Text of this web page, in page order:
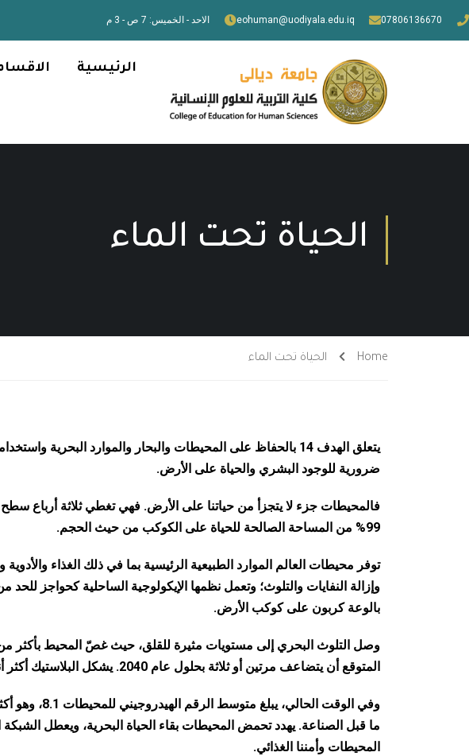
07806136670
eohuman@uodiyala.edu.iq الاحد - الخميس: 7 ص - 3 م
الرئيسية
الحياة تحت الماء
Home الحياة تحت الماء
يتعلق الهدف 14 بالحفاظ على المحيطات والبحار والموارد
ضرورية للوجود البشري والحياة على الأرض.
99% من المساحة الصالحة للحياة على الكوكب من حيث الحجم.
توفر محيطات العالم الموارد الطبيعية الرئيسية بما في ذلك الغذاء
وإزالة النفايات والتلوث؛ وتعمل نظمها الإيكولوجية الساحلية كحواجز
بالوعة كربون على كوكب الأرض.
المتوقع أن يتضاعف مرتين أو ثلاثة بحلول عام 2040. يشكل البلاستيك أكثر أنواع تلوث المحيطات ضررًا.
ما قبل الصناعة. يهدد تحمض المحيطات بقاء الحياة البحرية، ويعطل الشبكة
المحيطات وأمننا الغذائي.